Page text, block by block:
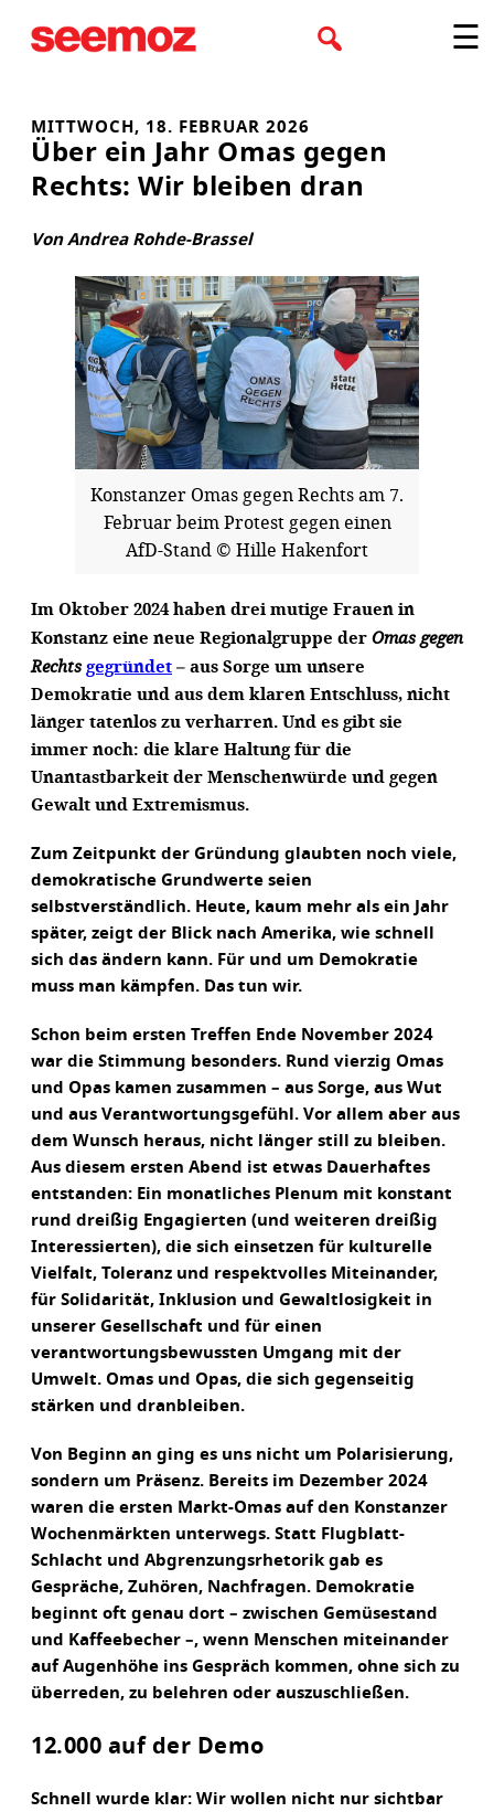
Inhalt
☰
MITTWOCH, 18. FEBRUAR 2026
Über ein Jahr Omas gegen
Rechts: Wir bleiben dran
Von Andrea Rohde-Brassel
Konstanzer Omas gegen Rechts am 7.
Februar beim Protest gegen einen
AfD-Stand © Hille Hakenfort
Im Oktober 2024 haben drei mutige Frauen in
Konstanz eine neue Regionalgruppe der Omas gegen
Rechts gegründet– aus Sorge um unsere
Demokratie und aus dem klaren Entschluss, nicht
länger tatenlos zu verharren. Und es gibt sie
immer noch: die klare Haltung für die
Unantastbarkeit der Menschenwürde und gegen
Gewalt und Extremismus.
Zum Zeitpunkt der Gründung glaubten noch viele,
demokratische Grundwerte seien
selbstverständlich. Heute, kaum mehr als ein Jahr
später, zeigt der Blick nach Amerika, wie schnell
sich das ändern kann. Für und um Demokratie
muss man kämpfen. Das tun wir.
Schon beim ersten Treffen Ende November 2024
war die Stimmung besonders. Rund vierzig Omas
und Opas kamen zusammen – aus Sorge, aus Wut
und aus Verantwortungsgefühl. Vor allem aber aus
dem Wunsch heraus, nicht länger still zu bleiben.
Aus diesem ersten Abend ist etwas Dauerhaftes
entstanden: Ein monatliches Plenum mit konstant
rund dreißig Engagierten (und weiteren dreißig
Interessierten), die sich einsetzen für kulturelle
Vielfalt, Toleranz und respektvolles Miteinander,
für Solidarität, Inklusion und Gewaltlosigkeit in
unserer Gesellschaft und für einen
verantwortungsbewussten Umgang mit der
Umwelt. Omas und Opas, die sich gegenseitig
stärken und dranbleiben.
Von Beginn an ging es uns nicht um Polarisierung,
sondern um Präsenz. Bereits im Dezember 2024
waren die ersten Markt-Omas auf den Konstanzer
Wochenmärkten unterwegs. Statt Flugblatt-
Schlacht und Abgrenzungsrhetorik gab es
Gespräche, Zuhören, Nachfragen. Demokratie
beginnt oft genau dort – zwischen Gemüsestand
und Kaffeebecher –, wenn Menschen miteinander
auf Augenhöhe ins Gespräch kommen, ohne sich zu
überreden, zu belehren oder auszuschließen.
12.000 auf der Demo
Schnell wurde klar: Wir wollen nicht nur sichtbar